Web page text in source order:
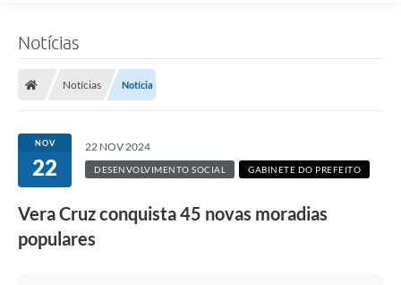
Notícias
Notícias Notícia
NOV
22
22 NOV 2024
DESENVOLVIMENTO SOCIAL GABINETE DO PREFEITO
Vera Cruz conquista 45 novas moradias
populares